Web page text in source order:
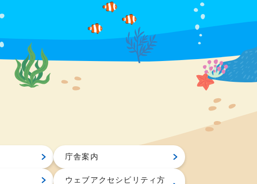
庁舎案内
ウェブアクセシビリティ方